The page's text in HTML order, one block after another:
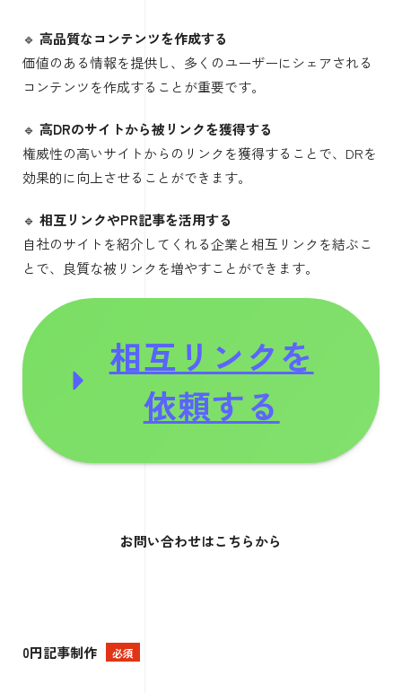
🔹 高品質なコンテンツを作成する
価値のある情報を提供し、多くのユーザーにシェアされる
コンテンツを作成することが重要です。
🔹 高DRのサイトから被リンクを獲得する
権威性の高いサイトからのリンクを獲得することで、DRを
効果的に向上させることができます。
🔹 相互リンクやPR記事を活用する
自社のサイトを紹介してくれる企業と相互リンクを結ぶこ
とで、良質な被リンクを増やすことができます。
相互リンクを
依頼する
お問い合わせはこちらから
0円記事制作 必須